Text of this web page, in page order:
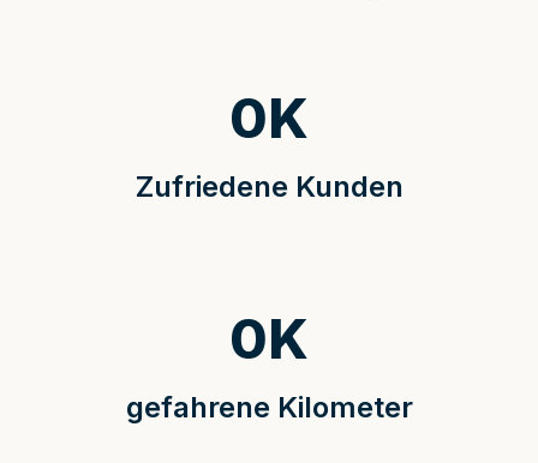
Zufriedene Kunden
0K
gefahrene Kilometer
0K